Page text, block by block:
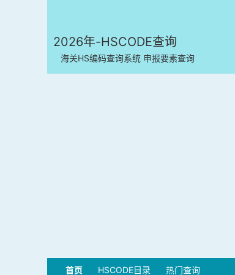
2026年-HSCODE查询
海关HS编码查询系统 申报要素查询
首页 HSCODE目录 热门查询